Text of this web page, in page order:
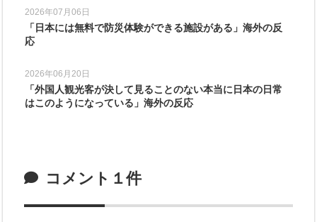
2026年07月06日
「日本には無料で防災体験ができる施設がある」海外の反
応
2026年06月20日
「外国人観光客が決して見ることのない本当に日本の日常
はこのようになっている」海外の反応
コメント１件